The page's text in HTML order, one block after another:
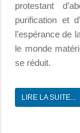
protestant
purification et
l’espérance de
le monde
se réduit.
LIRE LA SUITE...